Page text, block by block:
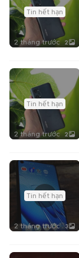
Tin hết hạn
2 tháng trước 2
Tin hết hạn
2 tháng trước 2
Tin hết hạn
2 tháng trước 3